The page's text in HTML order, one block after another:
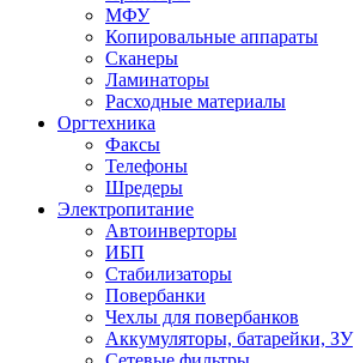
МФУ
Копировальные аппараты
Сканеры
Ламинаторы
Расходные материалы
Оргтехника
Факсы
Телефоны
Шредеры
Электропитание
Автоинверторы
ИБП
Стабилизаторы
Повербанки
Чехлы для повербанков
Аккумуляторы, батарейки, ЗУ